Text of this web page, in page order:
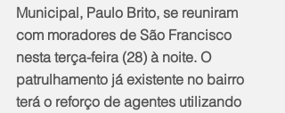
Municipal, Paulo Brito, se reuniram
com moradores de São Francisco
nesta terça-feira (28) à noite. O
patrulhamento já existente no bairro
terá o reforço de agentes utilizando